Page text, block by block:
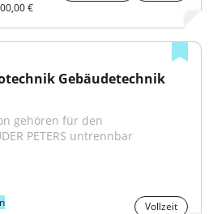
€
Gebäudetechnik
gehören für den
PETERS untrennbar
Vollzeit